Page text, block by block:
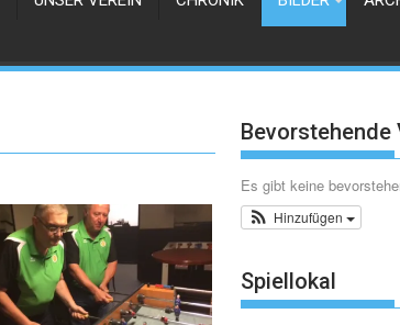
Bevorstehende
Es gibt keine
Hinzufügen
Spiellokal